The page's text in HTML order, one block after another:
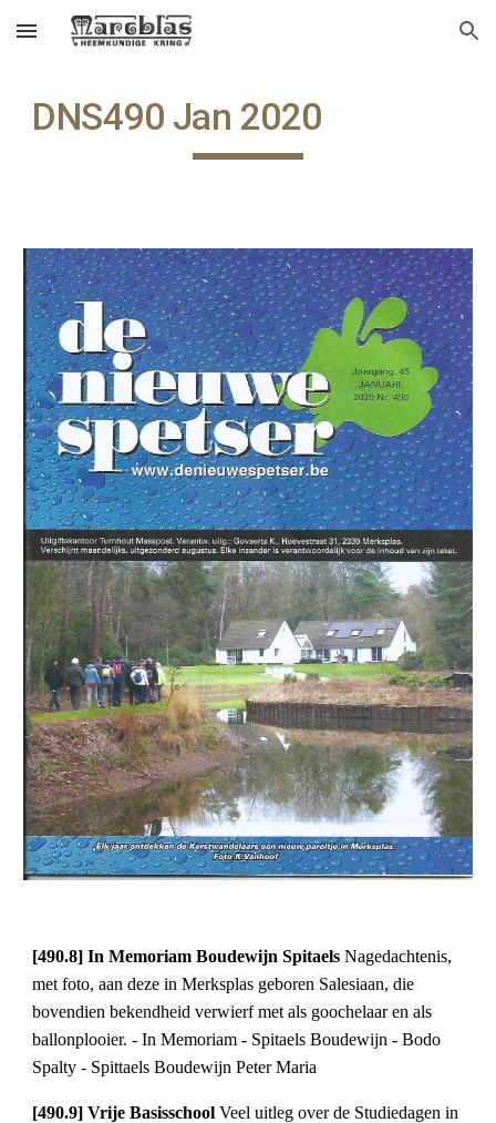
Skip to main content Skip to navigation
DNS490 Jan 2020
[490.8] In Memoriam Boudewijn Spitaels Nagedachtenis,
met foto, aan deze in Merksplas geboren Salesiaan, die
bovendien bekendheid verwierf met als goochelaar en als
ballonplooier. - In Memoriam - Spitaels Boudewijn - Bodo
Spalty - Spittaels Boudewijn Peter Maria
[490.9] Vrije Basisschool Veel uitleg over de Studiedagen in